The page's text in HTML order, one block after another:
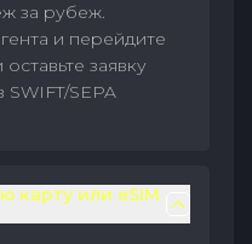
за рубеж.
и перейдите
оставьте заявку
SEPA
карту или eSIM